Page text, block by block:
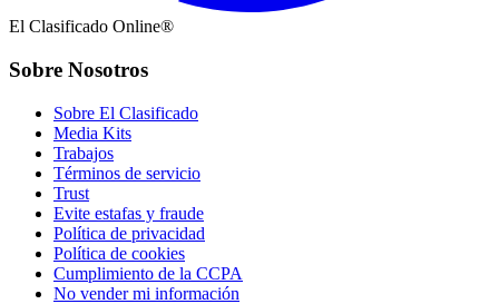
El Clasificado Online®
Sobre Nosotros
Sobre El Clasificado
Media Kits
Trabajos
Términos de servicio
Trust
Evite estafas y fraude
Política de privacidad
Política de cookies
Cumplimiento de la CCPA
No vender mi información